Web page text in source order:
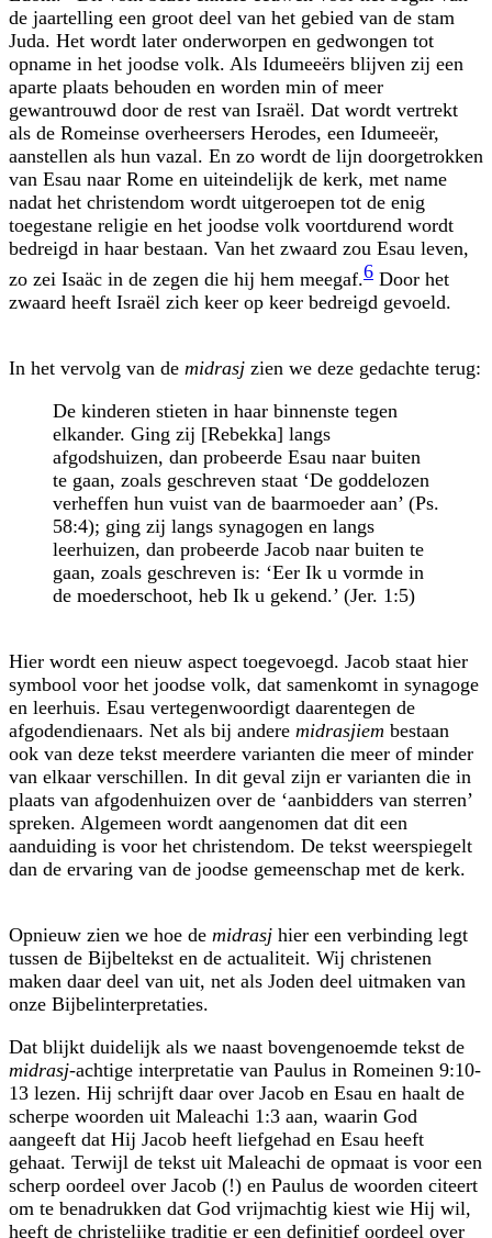
de jaartelling een groot deel van het gebied van de stam
Juda. Het wordt later onderworpen en gedwongen tot
opname in het joodse volk. Als Idumeeërs blijven zij een
aparte plaats behouden en worden min of meer
gewantrouwd door de rest van Israël. Dat wordt vertrekt
als de Romeinse overheersers Herodes, een Idumeeër,
aanstellen als hun vazal. En zo wordt de lijn doorgetrokken
van Esau naar Rome en uiteindelijk de kerk, met name
nadat het christendom wordt uitgeroepen tot de enig
toegestane religie en het joodse volk voortdurend wordt
bedreigd in haar bestaan. Van het zwaard zou Esau leven,
zo zei Isaäc in de zegen die hij hem meegaf.6 Door het
zwaard heeft Israël zich keer op keer bedreigd gevoeld.
In het vervolg van de midrasj zien we deze gedachte terug:
De kinderen stieten in haar binnenste tegen
elkander. Ging zij [Rebekka] langs
afgodshuizen, dan probeerde Esau naar buiten
te gaan, zoals ge­schreven staat ‘De goddelozen
verheffen hun vuist van de baarmoeder aan’ (Ps.
58:4); ging zij langs synagogen en langs
leerhuizen, dan probeerde Jacob naar buiten te
gaan, zoals geschreven is: ‘Eer Ik u vormde in
de moeder­schoot, heb Ik u gekend.’ (Jer. 1:5)
Hier wordt een nieuw aspect toegevoegd. Jacob staat hier
symbool voor het joodse volk, dat samenkomt in synagoge
en leerhuis. Esau vertegenwoordigt daarentegen de
afgodendienaars. Net als bij andere midrasjiem bestaan
ook van deze tekst meerdere varianten die meer of minder
van elkaar verschillen. In dit geval zijn er varianten die in
plaats van afgodenhuizen over de ‘aanbidders van sterren’
spreken. Algemeen wordt aangenomen dat dit een
aanduiding is voor het christendom. De tekst weerspiegelt
dan de ervaring van de joodse gemeenschap met de kerk.
Opnieuw zien we hoe de midrasj hier een verbinding legt
tussen de Bijbeltekst en de actualiteit. Wij christenen
maken daar deel van uit, net als Joden deel uitmaken van
onze Bijbelinterpretaties.
Dat blijkt duidelijk als we naast bovengenoemde tekst de
midrasj-achtige interpretatie van Paulus in Romeinen 9:10-
13 lezen. Hij schrijft daar over Jacob en Esau en haalt de
scherpe woorden uit Maleachi 1:3 aan, waarin God
aangeeft dat Hij Jacob heeft liefgehad en Esau heeft
gehaat. Terwijl de tekst uit Maleachi de opmaat is voor een
scherp oordeel over Jacob (!) en Paulus de woorden citeert
om te benadrukken dat God vrijmachtig kiest wie Hij wil,
heeft de christelijke traditie er een definitief oordeel over